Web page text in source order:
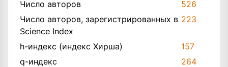
Число авторов
526
Число авторов, зарегистрированных в
Science Index
223
h-индекс (индекс Хирша)
157
q-индекс
264